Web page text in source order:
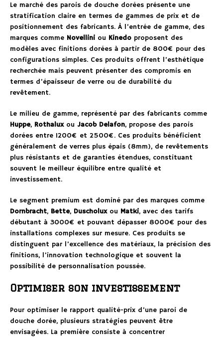
Le marché des parois de douche dorées présente une
stratification claire en termes de gammes de prix et de
positionnement des fabricants. À l’entrée de gamme, des
marques comme Novellini ou Kinedo proposent des
modèles avec finitions dorées à partir de 800€ pour des
configurations simples. Ces produits offrent l’esthétique
recherchée mais peuvent présenter des compromis en
termes d’épaisseur de verre ou de durabilité du
revêtement.
Le milieu de gamme, représenté par des fabricants comme
Huppe, Rothaluxou Jacob Delafon, propose des parois
dorées entre 1200€ et 2500€. Ces produits bénéficient
généralement de verres plus épais (8mm), de revêtements
plus résistants et de garanties étendues, constituant
souvent le meilleur équilibre entre qualité et
investissement.
Le segment premium est dominé par des marques comme
Dornbracht, Bette, Duscholuxou Matki, avec des tarifs
débutant à 3000€ et pouvant dépasser 8000€ pour des
installations complexes sur mesure. Ces produits se
distinguent par l’excellence des matériaux, la précision des
finitions, l’innovation technologique et souvent la
possibilité de personnalisation poussée.
Optimiser son investissement
Pour optimiser le rapport qualité-prix d’une paroi de
douche dorée, plusieurs stratégies peuvent être
envisagées. La première consiste à concentrer